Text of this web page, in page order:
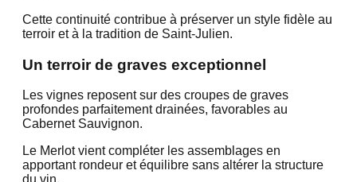
Cette continuité contribue à préserver un style fidèle au
terroir et à la tradition de Saint-Julien.
Un terroir de graves exceptionnel
Les vignes reposent sur des croupes de graves
profondes parfaitement drainées, favorables au
Cabernet Sauvignon.
Le Merlot vient compléter les assemblages en
apportant rondeur et équilibre sans altérer la structure